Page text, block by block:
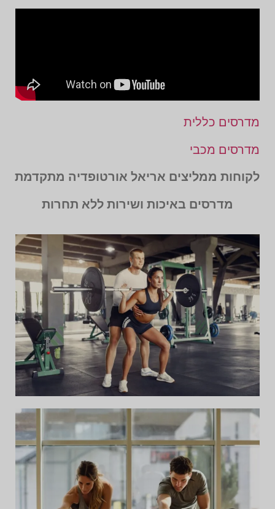
מדרסים כללית
מדרסים מכבי
לקוחות ממליצים אריאל אורטופדיה מתקדמת
מדרסים באיכות ושירות ללא תחרות